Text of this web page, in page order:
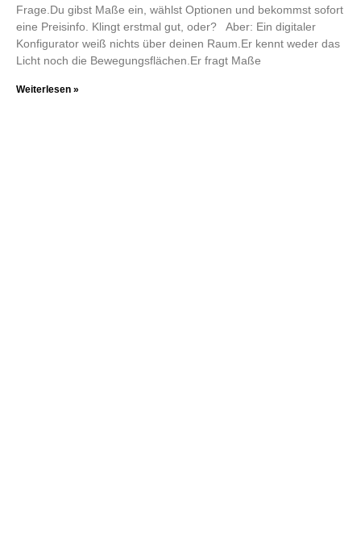
Frage.Du gibst Maße ein, wählst Optionen und bekommst sofort
eine Preisinfo. Klingt erstmal gut, oder? Aber: Ein digitaler
Konfigurator weiß nichts über deinen Raum.Er kennt weder das
Licht noch die Bewegungsflächen.Er fragt Maße
Weiterlesen »